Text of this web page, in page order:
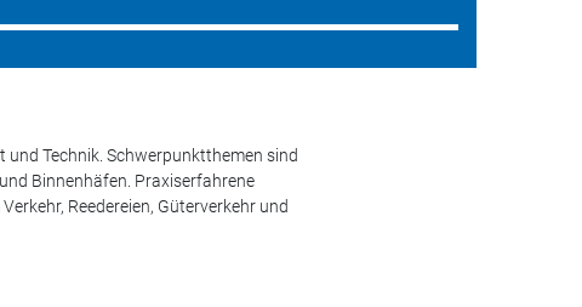
Technik. Schwerpunktthemen sind
Binnenhäfen. Praxiserfahrene
Reedereien, Güterverkehr und